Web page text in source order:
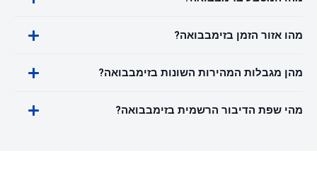
מהו אזור הזמן בזימבבואה?
מהן מגבלות המהירות השונות בזימבבואה?
מהי שפת הדיבור הרשמית בזימבבואה?